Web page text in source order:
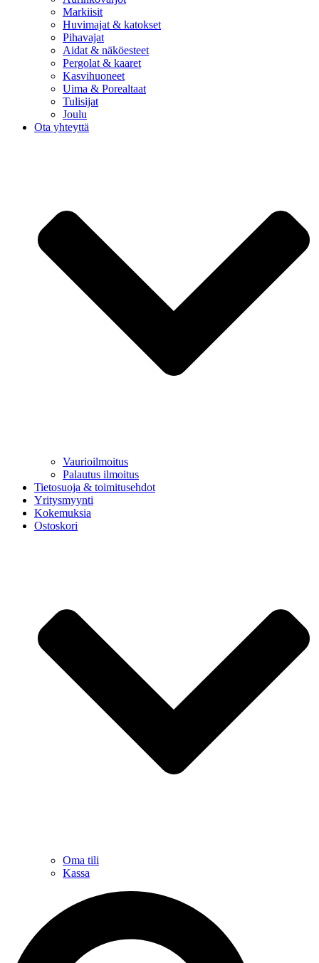
Markiisit
Huvimajat & katokset
Pihavajat
Aidat & näköesteet
Pergolat & kaaret
Kasvihuoneet
Uima & Porealtaat
Tulisijat
Joulu
Ota yhteyttä
Vaurioilmoitus
Palautus ilmoitus
Tietosuoja & toimitusehdot
Yritysmyynti
Kokemuksia
Ostoskori
Oma tili
Kassa